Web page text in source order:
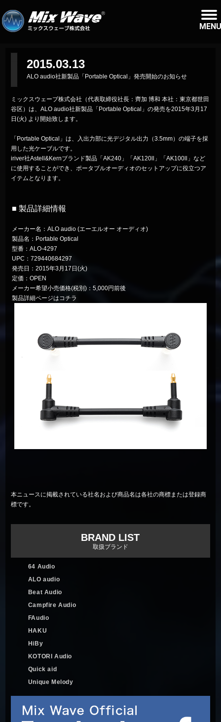
MENU
2015.03.13
ALO audio社新製品「Portable Optical」発売開始のお知らせ
ミックスウェーブ株式会社（代表取締役社長：齊加 博和 本社：東京都世田
谷区）は、ALO audio社新製品「Portable Optical」の発売を2015年3月17
日(火) より開始致します。
「Portable Optical」は、入出力部に光デジタル出力（3.5mm）の端子を採
用した光ケーブルです。
iriver社Astell&Kernブランド製品「AK240」「AK120ll」「AK100ll」など
に使用することができ、ポータブルオーディオのセットアップに役立つア
イテムとなります。
■ 製品詳細情報
メーカー名：ALO audio (エーエルオー オーディオ)
製品名：Portable Optical
型番：ALO-4297
UPC：729440684297
発売日：2015年3月17日(火)
定価：OPEN
メーカー希望小売価格(税別)：5,000円前後
製品詳細ページはコチラ
本ニュースに掲載されている社名および商品名は各社の商標または登録商
標です。
BRAND LIST
取扱ブランド
64 Audio
ALO audio
Beat Audio
Campfire Audio
FAudio
HAKU
HiBy
KOTORI Audio
Quick aid
Unique Melody